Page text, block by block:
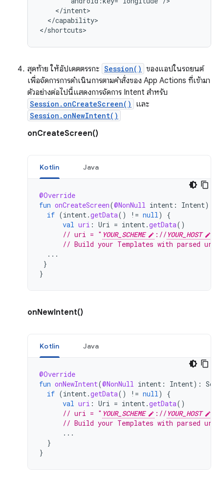
</capability>
สุดท้าย ให้อัปเดตตรรกะ Session() ของแอปในรถยนต์
เพื่อจัดการการดำเนินการตามคำสั่งของ App Actions ที่เข้ามา
ตัวอย่างต่อไปนี้แสดงการจัดการ Intent สำหรับ
Session.onCreateScreen() และ
Session.onNewIntent()
onCreateScreen()
Kotlin Java
@Override
fun onCreateScreen(@NonNull intent : Intent):
if (intent.getData() != null)
{
val uri : Uri = intent.getData()
// uri = " YOUR_SCHEME :// YOUR_HOST
// Build your Templates with parsed uri
...
}
}
onNewIntent()
Kotlin Java
@Override
fun onNewIntent(@NonNull intent : Intent):
if (intent.getData() != null)
{
val uri : Uri = intent.getData()
// uri = " YOUR_SCHEME :// YOUR_HOST
// Build your Templates with parsed uri
...
}
}